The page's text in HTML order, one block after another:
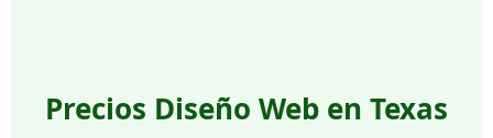
Precios Diseño Web en Texas